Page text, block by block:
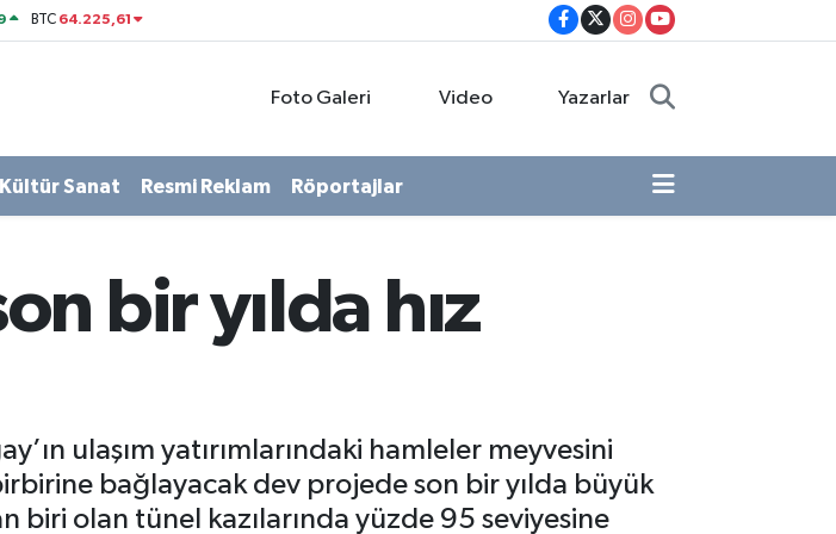
BTC 64.225,61
Foto Galeri Video Yazarlar
Kültür Sanat Resmi Reklam Röportajlar
bir yılda hız
ulaşım yatırımlarındaki hamleler meyvesini
bağlayacak dev projede son bir yılda büyük
olan tünel kazılarında yüzde 95 seviyesine